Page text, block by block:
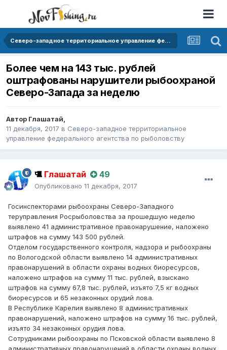
Cеверо-западное территориальное управление федерального агентства по рыболовству
Более чем на 143 тыс. рублей
оштрафованы нарушители рыбоохраной
Северо-Запада за неделю
Автор Глашатай,
11 декабря, 2017 в Cеверо-западное территориальное
управление федерального агентства по рыболовству
Глашатай 49
Опубликовано 11 декабря, 2017
Госинспекторами рыбоохраны Северо-Западного
теруправления Росрыболовства за прошедшую неделю
выявлено 41 административное правонарушение, наложено
штрафов на сумму 143 500 рублей.
Отделом государственного контроля, надзора и рыбоохраны
по Вологодской области выявлено 14 административных
правонарушений в области охраны водных биоресурсов,
наложено штрафов на сумму 11 тыс. рублей, взыскано
штрафов на сумму 67,8 тыс. рублей, изъято 7,5 кг водных
биоресурсов и 65 незаконных орудий лова.
В Республике Карелия выявлено 8 административных
правонарушений, наложено штрафов на сумму 16 тыс. рублей,
изъято 34 незаконных орудия лова.
Сотрудниками рыбоохраны по Псковской области выявлено 8